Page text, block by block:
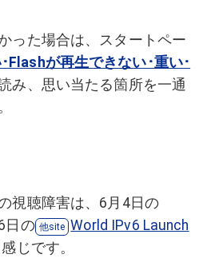
った場合は、スタートペー
Flashが再生できない･重い･
み、思い当たる箇所を一通
視聴障害は、6月4日の
日の
World IPv6 Launch
じです。